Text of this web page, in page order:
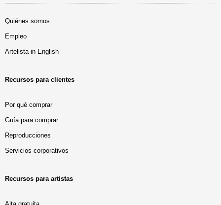
Quiénes somos
Empleo
Artelista in English
Recursos para clientes
Por qué comprar
Guía para comprar
Reproducciones
Servicios corporativos
Recursos para artistas